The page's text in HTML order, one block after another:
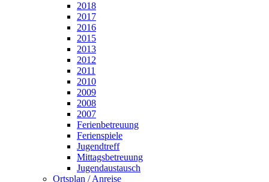
2018
2017
2016
2015
2013
2012
2011
2010
2009
2008
2007
Ferienbetreuung
Ferienspiele
Jugendtreff
Mittagsbetreuung
Jugendaustausch
Ortsplan / Anreise